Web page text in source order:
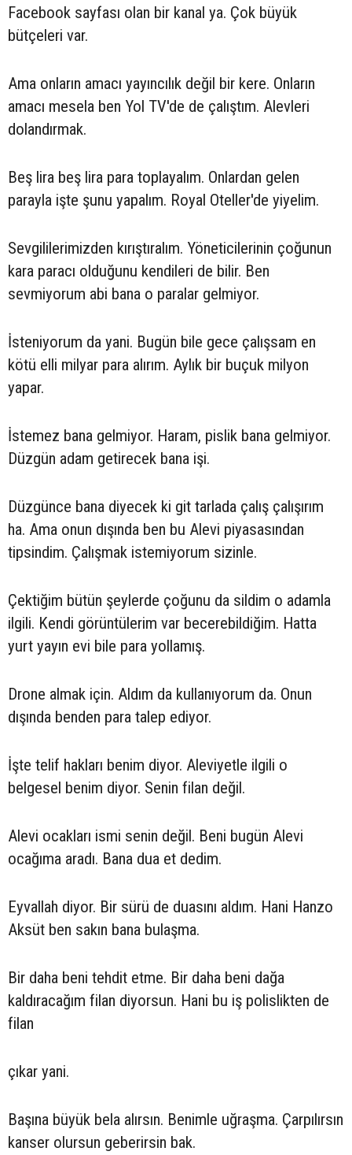
Facebook sayfası olan bir kanal ya. Çok büyük
bütçeleri var.
Ama onların amacı yayıncılık değil bir kere. Onların
amacı mesela ben Yol TV'de de çalıştım. Alevleri
dolandırmak.
Beş lira beş lira para toplayalım. Onlardan gelen
parayla işte şunu yapalım. Royal Oteller'de yiyelim.
Sevgililerimizden kırıştıralım. Yöneticilerinin çoğunun
kara paracı olduğunu kendileri de bilir. Ben
sevmiyorum abi bana o paralar gelmiyor.
İsteniyorum da yani. Bugün bile gece çalışsam en
kötü elli milyar para alırım. Aylık bir buçuk milyon
yapar.
İstemez bana gelmiyor. Haram, pislik bana gelmiyor.
Düzgün adam getirecek bana işi.
Düzgünce bana diyecek ki git tarlada çalış çalışırım
ha. Ama onun dışında ben bu Alevi piyasasından
tipsindim. Çalışmak istemiyorum sizinle.
Çektiğim bütün şeylerde çoğunu da sildim o adamla
ilgili. Kendi görüntülerim var becerebildiğim. Hatta
yurt yayın evi bile para yollamış.
Drone almak için. Aldım da kullanıyorum da. Onun
dışında benden para talep ediyor.
İşte telif hakları benim diyor. Aleviyetle ilgili o
belgesel benim diyor. Senin filan değil.
Alevi ocakları ismi senin değil. Beni bugün Alevi
ocağıma aradı. Bana dua et dedim.
Eyvallah diyor. Bir sürü de duasını aldım. Hani Hanzo
Aksüt ben sakın bana bulaşma.
Bir daha beni tehdit etme. Bir daha beni dağa
kaldıracağım filan diyorsun. Hani bu iş polislikten de
filan
çıkar yani.
Başına büyük bela alırsın. Benimle uğraşma. Çarpılırsın
kanser olursun geberirsin bak.